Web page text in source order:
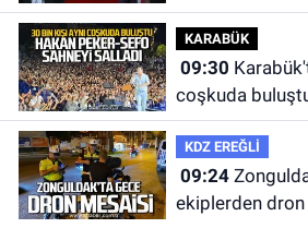
KARABÜK
09:30
coşkuda
KDZ EREĞLİ
09:24Zonguldak'ta gece- gündüz
ekiplerden